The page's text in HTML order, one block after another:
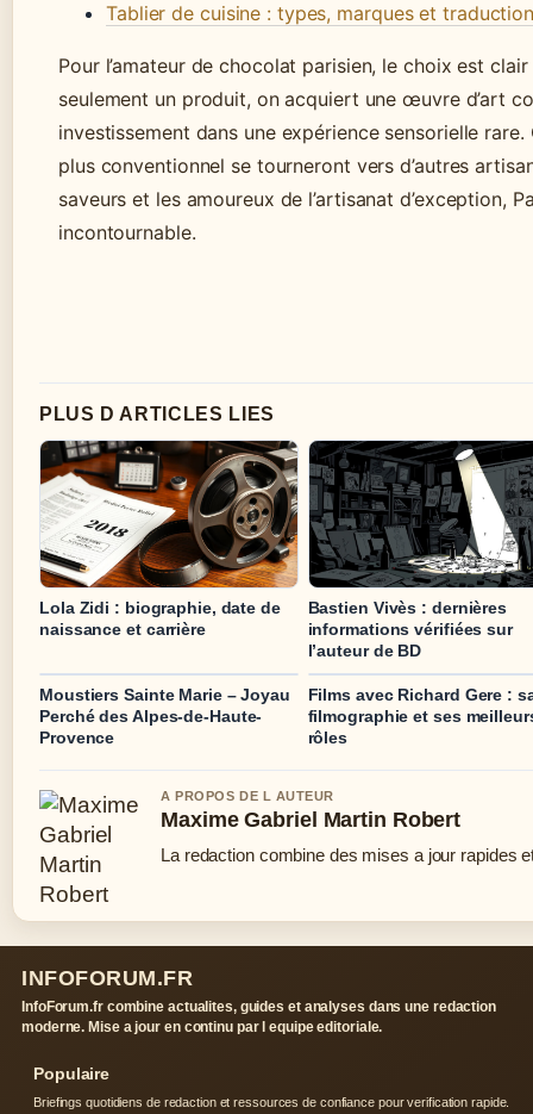
Tablier de cuisine : types, marques et
Pour l’amateur de chocolat parisien, le choix est
seulement un produit, on acquiert une œuvre d’art
investissement dans une expérience sensorielle
plus conventionnel se tourneront vers d’autres
saveurs et les amoureux de l’artisanat d’exception,
incontournable.
PLUS D ARTICLES LIES
Lola Zidi : biographie, date de
naissance et carrière
Bastien Vivès : dernières
informations vérifiées sur
l’auteur de BD
Moustiers Sainte Marie – Joyau
Perché des Alpes-de-Haute-
Provence
Films avec Richard Gere :
filmographie et ses
rôles
A PROPOS DE L AUTEUR
Maxime Gabriel Martin Robert
La redaction combine des mises a jour rapides
INFOFORUM.FR
InfoForum.fr combine actualites, guides et analyses dans une redaction
moderne. Mise a jour en continu par l equipe editoriale.
Populaire
Briefings quotidiens de redaction et ressources de confiance pour verification rapide.